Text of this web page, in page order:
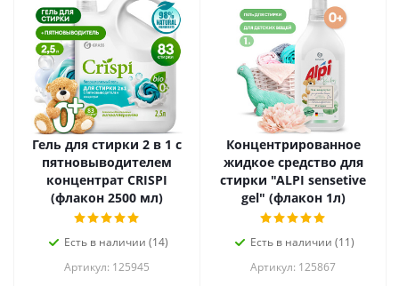
Гель для стирки 2 в 1 с
пятновыводителем
концентрат CRISPI
(флакон 2500 мл)
Есть в наличии (14)
Артикул: 125945
Концентрированное
жидкое средство для
стирки "ALPI sensetive
gel" (флакон 1л)
Есть в наличии (11)
Артикул: 125867